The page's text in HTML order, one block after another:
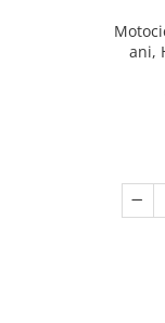
ani,